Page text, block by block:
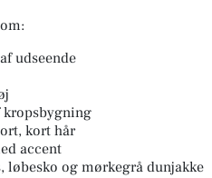
udseende
kort hår
accent
løbesko og mørkegrå dunjakke